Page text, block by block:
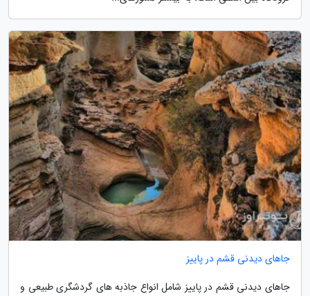
جاهای دیدنی قشم در پاییز
جاهای دیدنی قشم در پاییز شامل انواع جاذبه های گردشگری طبیعی و